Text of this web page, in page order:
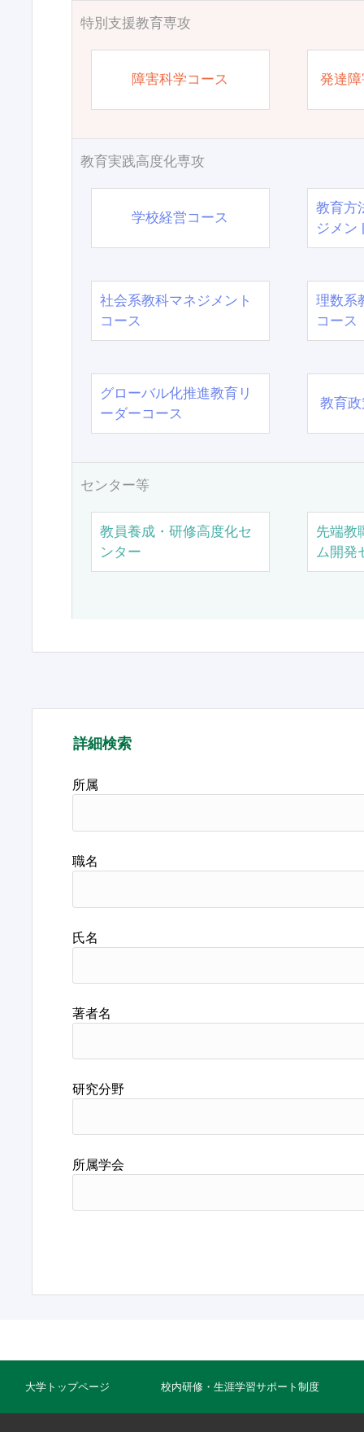
特別支援教育専攻
障害科学コース 発達
教育実践高度化専攻
学校経営コース
教育方
ジメン
社会系教科マネジメント
コース
理数系
コース
グローバル化推進教育リ
ーダーコース
教育
センター等
教員養成・研修高度化セ
ンター
先端教
ム開発
詳細検索
所属
職名
氏名
著者名
研究分野
所属学会
大学トップページ 校内研修・生涯学習サポート制度